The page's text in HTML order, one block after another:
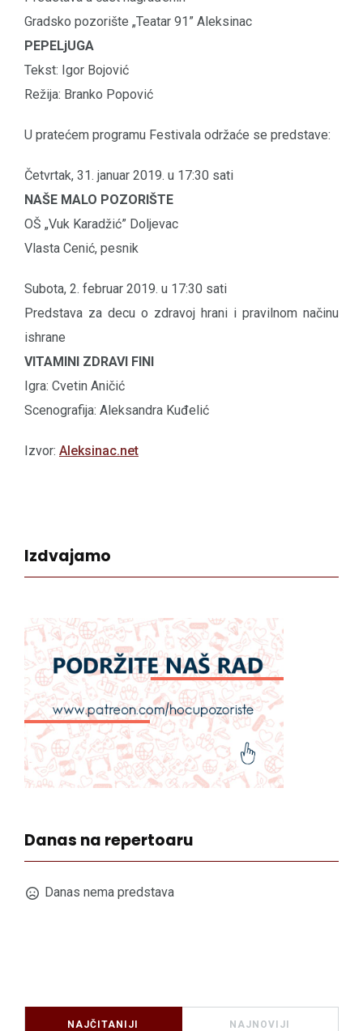
Gradsko pozorište „Teatar 91” Aleksinac
PEPELjUGA
Tekst: Igor Bojović
Režija: Branko Popović
U pratećem programu Festivala održaće se predstave:
Četvrtak, 31. januar 2019. u 17:30 sati
NAŠE MALO POZORIŠTE
OŠ „Vuk Karadžić” Doljevac
Vlasta Cenić, pesnik
Subota, 2. februar 2019. u 17:30 sati
Predstava za decu o zdravoj hrani i pravilnom načinu
ishrane
VITAMINI ZDRAVI FINI
Igra: Cvetin Aničić
Scenografija: Aleksandra Kuđelić
Izvor: Aleksinac.net
Izdvajamo
Danas na repertoaru
Danas nema predstava
NAJČITANIJI NAJNOVIJI